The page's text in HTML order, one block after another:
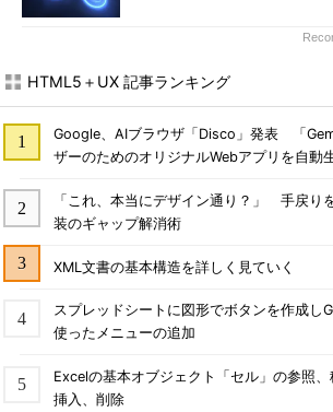
HTML5＋UX 記事ランキング
Google、AIブラウザ「Disco」発表 「
ザーのためのオリジナルWebアプリを自動
「これ、本当にデザイン通り？」 手戻り
装のギャップ解消術
XML文書の基本構造を詳しく見ていく
スプレッドシートに図形でボタンを作成し
使ったメニューの追加
Excelの基本オブジェクト「セル」の参照、
挿入、削除